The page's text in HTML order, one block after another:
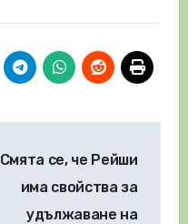
Смята се, че Рейши
има свойства за
удължаване на